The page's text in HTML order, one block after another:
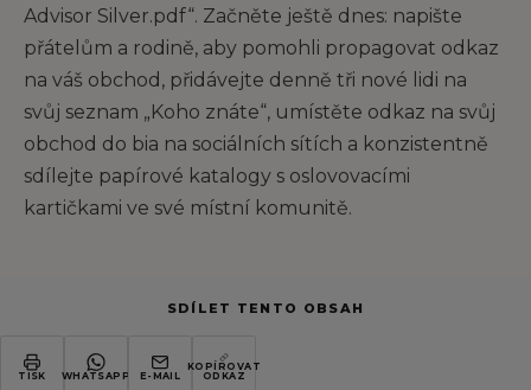
Advisor Silver.pdf“. Začněte ještě dnes: napište
přátelům a rodině, aby pomohli propagovat odkaz
na váš obchod, přidávejte denně tři nové lidi na
svůj seznam „Koho znáte“, umístěte odkaz na svůj
obchod do bia na sociálních sítích a konzistentně
sdílejte papírové katalogy s oslovovacími
kartičkami ve své místní komunitě.
SDÍLET TENTO OBSAH
TISK WHATSAPP E-MAIL
KOPÍROVAT
ODKAZ